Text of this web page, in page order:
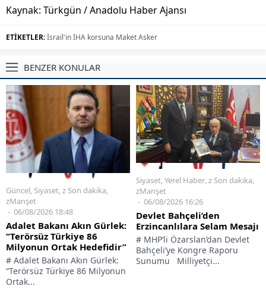
Kaynak: Türkgün / Anadolu Haber Ajansı
ETİKETLER:İsrail'in İHA korsuna Maket Asker
BENZER KONULAR
Güncel, Siyaset,z Son dakika,
zManşet
06/08/2026 18:48
Adalet Bakanı Akın Gürlek:
“Terörsüz Türkiye 86
Milyonun Ortak Hedefidir”
# Adalet Bakanı Akın Gürlek:
“Terörsüz Türkiye 86 Milyonun
Ortak...
Siyaset,Yerel Haber,z Son dakika,
zManşet
06/08/2026 16:26
Devlet Bahçeli’den
Erzincanlılara Selam Mesajı
# MHP’li Özarslan’dan Devlet
Bahçeli’ye Kongre Raporu
Sunumu Milliyetçi...